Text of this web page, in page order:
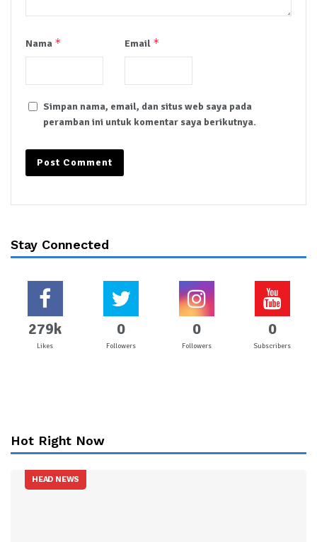
Nama * Email *
Simpan nama, email, dan situs web saya pada
peramban ini untuk komentar saya berikutnya.
Stay Connected
279k
Likes
0
Followers
0
Followers
0
Subscribers
Hot Right Now
HEAD NEWS